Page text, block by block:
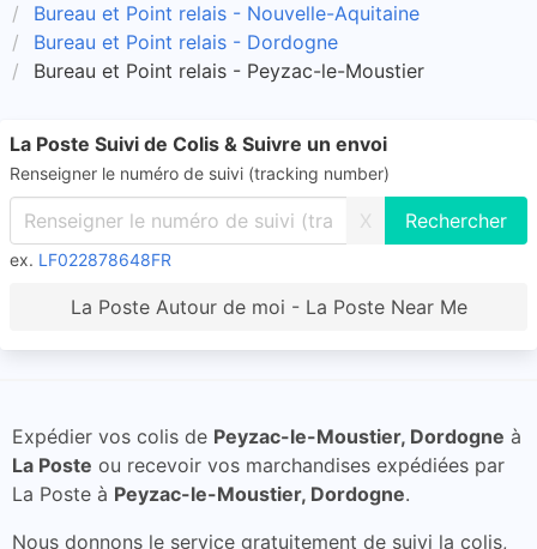
Bureau et Point relais - Nouvelle-Aquitaine
Bureau et Point relais - Dordogne
Bureau et Point relais - Peyzac-le-Moustier
La Poste Suivi de Colis & Suivre un envoi
Renseigner le numéro de suivi (tracking number)
X
ex. LF022878648FR
La Poste Autour de moi - La Poste Near Me
Expédier vos colis de Peyzac-le-Moustier, Dordogne à
La Poste ou recevoir vos marchandises expédiées par
La Poste à Peyzac-le-Moustier, Dordogne.
Nous donnons le service gratuitement de suivi la colis,